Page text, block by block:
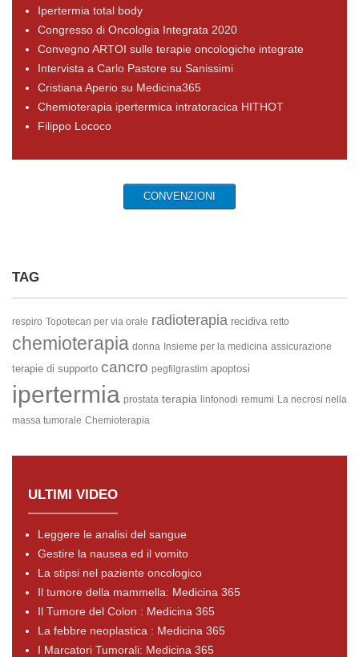
Ipertermia total body
Congresso di Oncologia Integrata 2020
Convegno ARTOI sulle terapie oncologiche integrate
Intervista a Carlo Pastore su Sanissimi
Cristiana Aperio su Medicina365
Chemioterapia ipertermica intratoracica HITHOT
Filippo Lococo
CONVENZIONI
TAG
respiro Topotecan per via orale radioterapia recidiva retto
chemioterapia donna Insieme per la medicina assicurazione
terapie di supporto cancro pegfilgrastim apoptosi
ipertermia prostata terapia linfonodi remumi La necrosi nella
massa tumorale Chemioterapia
ULTIMI VIDEO
Leggere le analisi del sangue
Gestire la nausea ed il vomito
La stipsi nel paziente oncologico
Il tumore della mammella: Medicina 365
Il Tumore del Colon : Medicina 365
La febbre neoplastica : Medicina 365
I Marcatori Tumorali: Medicina 365